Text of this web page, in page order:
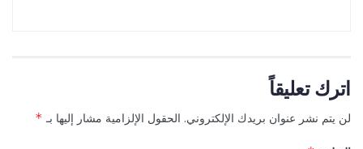
اترك تعليقاً
لن يتم نشر عنوان بريدك الإلكتروني. الحقول الإلزامية مشار إليها بـ *